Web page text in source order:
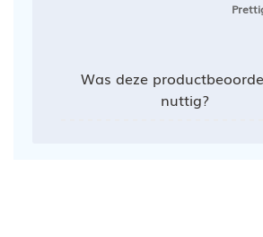
Was deze
nuttig?